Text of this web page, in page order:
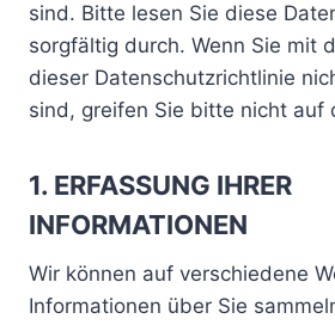
sind. Bitte lesen Sie diese
sorgfältig durch. Wenn Sie mit
dieser Datenschutzrichtlinie
sind, greifen Sie bitte nicht auf
1. ERFASSUNG IHRER
INFORMATIONEN
Wir können auf verschiedene
Informationen über Sie